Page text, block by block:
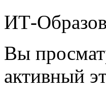
ИТ-
Вы
активный